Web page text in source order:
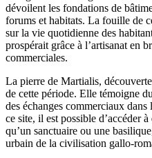
dévoilent les fondations de
forums et habitats. La fouille de
sur la vie quotidienne des
prospérait grâce à l’artisanat en
commerciales.
La pierre de Martialis,
de cette période. Elle témoigne
des échanges commerciaux
ce site, il est possible d’accéder
qu’un sanctuaire ou une
urbain de la civilisation gallo-